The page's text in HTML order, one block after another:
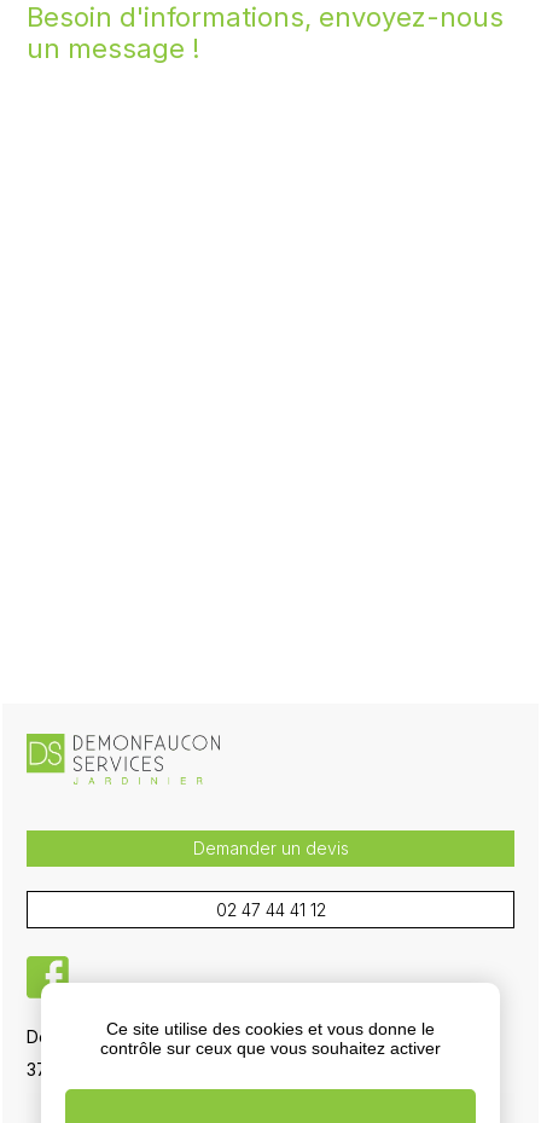
Demander un devis
02 47 44 41 12
facebook
Demonfaucon Services, 5 La Boisselière RD 751
37700 La Ville-aux-Dames
Besoin d'informations, envoyez-nous
un message !
Ce site utilise des cookies et vous donne le
contrôle sur ceux que vous souhaitez activer